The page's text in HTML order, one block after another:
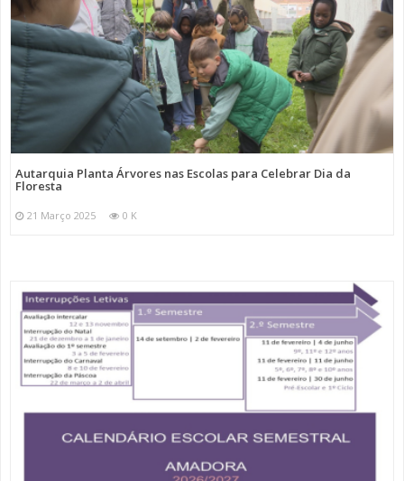
Autarquia Planta Árvores nas Escolas para Celebrar Dia da
Floresta
21 Março 2025 0 K